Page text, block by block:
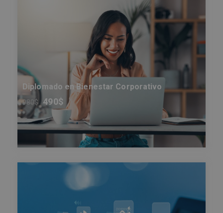
Diplomado en Bienestar Corporativo
980$ 490$